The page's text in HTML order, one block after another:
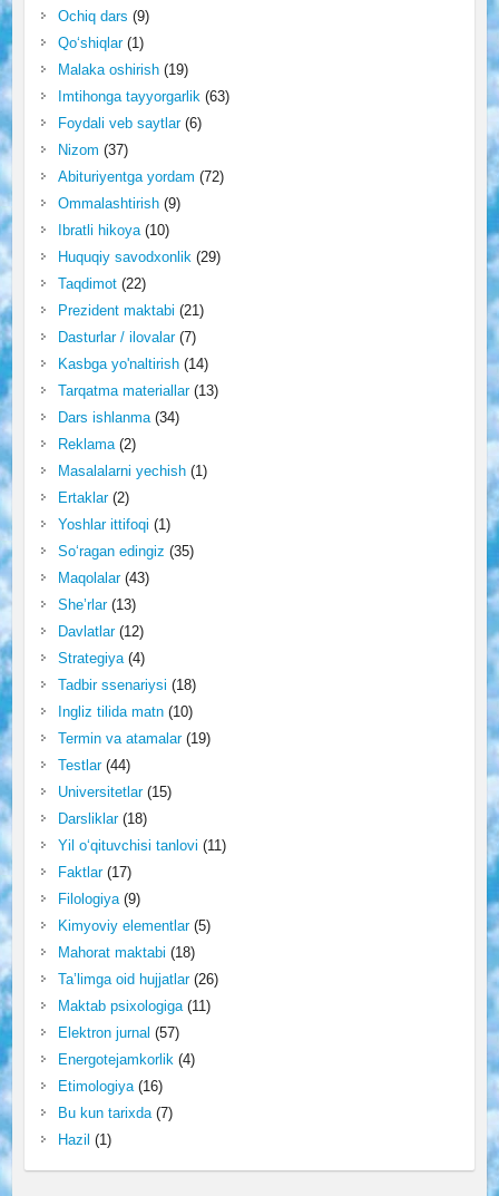
Ochiq dars (9)
Qo‘shiqlar(1)
Malaka oshirish(19)
Imtihonga tayyorgarlik(63)
Foydali veb saytlar(6)
Nizom (37)
Abituriyentga yordam (72)
Ommalashtirish(9)
Ibratli hikoya(10)
Huquqiy savodxonlik(29)
Taqdimot(22)
Prezident maktabi (21)
Dasturlar / ilovalar(7)
Kasbga yo'naltirish(14)
Tarqatma materiallar(13)
Dars ishlanma(34)
Reklama(2)
Masalalarni yechish(1)
Ertaklar(2)
Yoshlar ittifoqi (1)
So‘ragan edingiz (35)
Maqolalar(43)
She’rlar(13)
Davlatlar(12)
Strategiya(4)
Tadbir ssenariysi (18)
Ingliz tilida matn(10)
Termin va atamalar(19)
Testlar(44)
Universitetlar(15)
Darsliklar(18)
Yil o‘qituvchisi tanlovi (11)
Faktlar(17)
Filologiya(9)
Kimyoviy elementlar(5)
Mahorat maktabi (18)
Ta’limga oid hujjatlar(26)
Maktab psixologiga(11)
Elektron jurnal (57)
Energotejamkorlik(4)
Etimologiya(16)
Bu kun tarixda(7)
Hazil (1)